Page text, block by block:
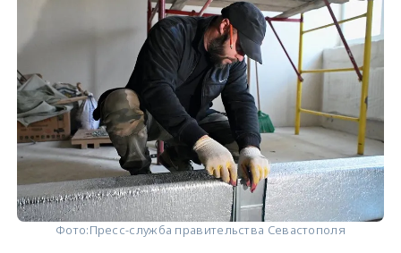
Фото:Пресс-служба правительства Севастополя